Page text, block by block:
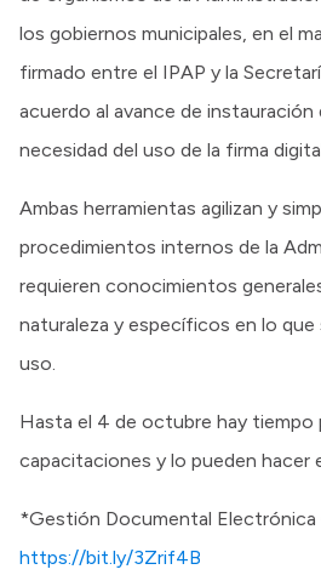
los gobiernos municipales, en el
firmado entre el IPAP y la
acuerdo al avance de instauración
necesidad del uso de la firma
Ambas herramientas agilizan y
procedimientos internos de la
requieren conocimientos
naturaleza y específicos en lo que
uso.
Hasta el 4 de octubre hay tiempo
capacitaciones y lo pueden hacer
*Gestión Documental Electrónica
https://bit.ly/3Zrif4B